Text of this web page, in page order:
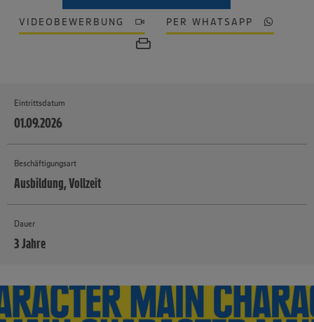
VIDEOBEWERBUNG PER WHATSAPP
Eintrittsdatum
01.09.2026
Beschäftigungsart
Ausbildung, Vollzeit
Dauer
3 Jahre